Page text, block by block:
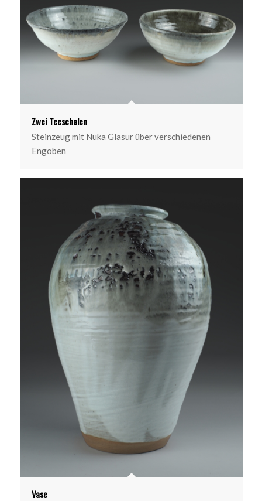
Zwei Teeschalen
Steinzeug mit Nuka Glasur über verschiedenen
Engoben
Vase